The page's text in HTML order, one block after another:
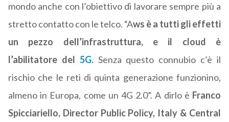
mondo anche con l’obiettivo di lavorare sempre più a
stretto contatto con le telco. “Aws è a tutti gli effetti
un pezzo dell’infrastruttura, e il cloud è
l’abilitatore del 5G.Senza questo connubio c’è il
rischio che le reti di quinta generazione funzionino,
almeno in Europa, come un 4G 2.0”. A dirlo è Franco
Spicciariello, Director Public Policy, Italy & Central